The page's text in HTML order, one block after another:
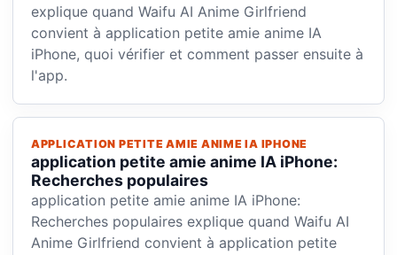
explique quand Waifu AI Anime Girlfriend
convient à application petite amie anime IA
iPhone, quoi vérifier et comment passer ensuite à
l'app.
APPLICATION PETITE AMIE ANIME IA IPHONE
application petite amie anime IA iPhone:
Recherches populaires
application petite amie anime IA iPhone:
Recherches populaires explique quand Waifu AI
Anime Girlfriend convient à application petite